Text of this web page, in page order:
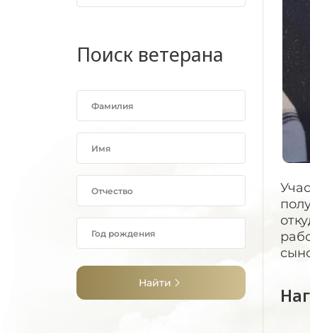
Поиск ветерана
Найти